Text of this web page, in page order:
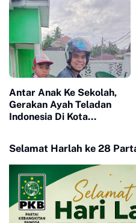
Antar Anak Ke Sekolah,
Gerakan Ayah Teladan
Indonesia Di Kota
Selamat Harlah ke 28